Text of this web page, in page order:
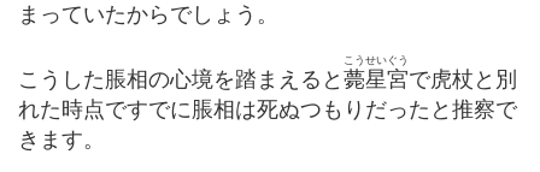
まっていたからでしょう。
こうした脹相の心境を踏まえると薨星宮
こうせいぐう
で虎杖と別
れた時点ですでに脹相は死ぬつもりだったと推察で
きます。